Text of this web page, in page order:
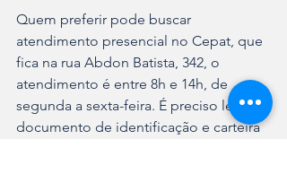
Quem preferir pode buscar
atendimento presencial no Cepat, que
fica na rua Abdon Batista, 342, o
atendimento é entre 8h e 14h, de
segunda a sexta-feira. É preciso levar
documento de identificação e carteira